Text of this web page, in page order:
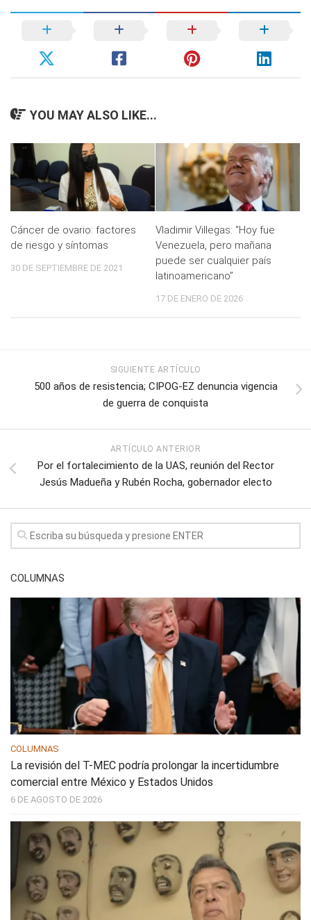
YOU MAY ALSO LIKE...
Cáncer de ovario: factores
de riesgo y síntomas
30 DE SEPTIEMBRE DE 2021
Vladimir Villegas: “Hoy fue
Venezuela, pero mañana
puede ser cualquier país
latinoamericano”
17 DE ENERO DE 2026
SIGUIENTE ARTÍCULO
500 años de resistencia; CIPOG-EZ denuncia vigencia
de guerra de conquista
ARTÍCULO ANTERIOR
Por el fortalecimiento de la UAS, reunión del Rector
Jesús Madueña y Rubén Rocha, gobernador electo
COLUMNAS
COLUMNAS
La revisión del T-MEC podría prolongar la incertidumbre
comercial entre México y Estados Unidos
6 DE AGOSTO DE 2026